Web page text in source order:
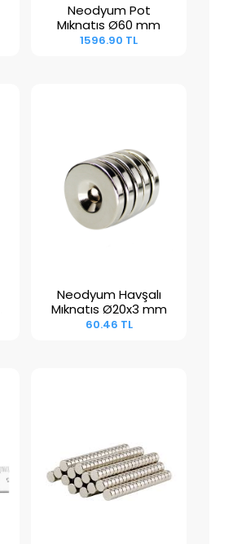
Sepete Ekle
Neodyum Pot
Mıknatıs Ø60 mm
1596.90 TL
Sepete Ekle
Neodyum Havşalı
Mıknatıs Ø20x3 mm
60.46 TL